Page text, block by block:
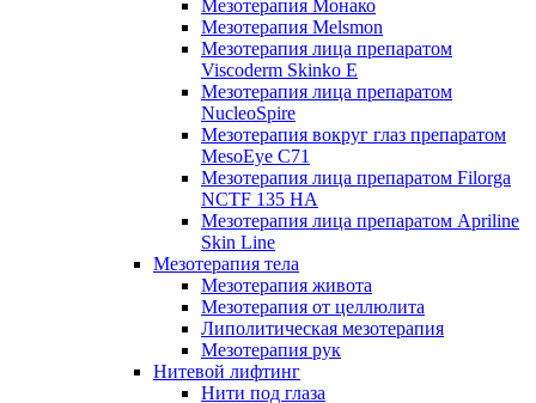
Мезотерапия Монако
Мезотерапия Melsmon
Мезотерапия лица препаратом
Viscoderm Skinko E
Мезотерапия лица препаратом
NucleoSpire
Мезотерапия вокруг глаз препаратом
MesoEye С71
Мезотерапия лица препаратом Filorga
NCTF 135 HA
Мезотерапия лица препаратом Apriline
Skin Line
Мезотерапия тела
Мезотерапия живота
Мезотерапия от целлюлита
Липолитическая мезотерапия
Мезотерапия рук
Нитевой лифтинг
Нити под глаза